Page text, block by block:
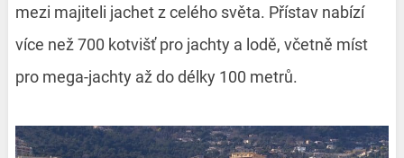
mezi majiteli jachet z celého světa. Přístav nabízí
více než 700 kotvišť pro jachty a lodě, včetně míst
pro mega-jachty až do délky 100 metrů.